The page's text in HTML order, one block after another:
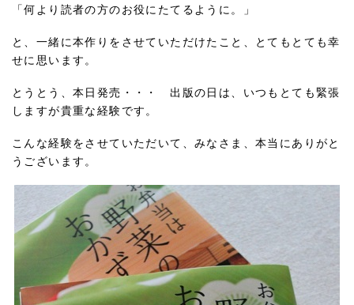
「何より読者の方のお役にたてるように。」
と、一緒に本作りをさせていただけたこと、とてもとても幸
せに思います。
とうとう、本日発売・・・ 出版の日は、いつもとても緊張
しますが貴重な経験です。
こんな経験をさせていただいて、みなさま、本当にありがと
うございます。